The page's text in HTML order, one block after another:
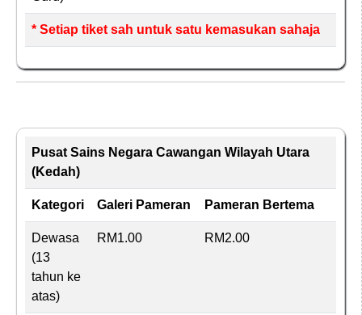
* Setiap tiket sah untuk satu kemasukan sahaja
Pusat Sains Negara Cawangan Wilayah Utara
(Kedah)
Kategori Galeri Pameran Pameran Bertema
Dewasa
(13
tahun ke
atas)
RM1.00 RM2.00